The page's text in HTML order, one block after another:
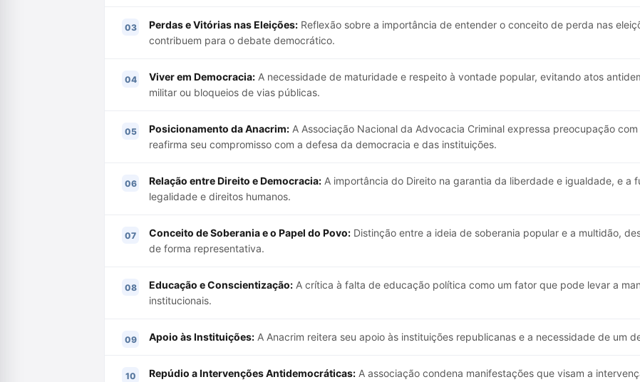
Perdas e Vitórias nas Eleições: Reflexão sobre a importância de entender o conceito de perda nas
contribuem para o debate democrático.
Viver em Democracia: A necessidade de maturidade e respeito à vontade popular, evitando atos
militar ou bloqueios de vias públicas.
Posicionamento da Anacrim: A Associação Nacional da Advocacia Criminal expressa preocupação
reafirma seu compromisso com a defesa da democracia e das instituições.
Relação entre Direito e Democracia: A importância do Direito na garantia da liberdade e igualdade, e a
legalidade e direitos humanos.
Conceito de Soberania e o Papel do Povo: Distinção entre a ideia de soberania popular e a multidão,
de forma representativa.
Educação e Conscientização: A crítica à falta de educação política como um fator que pode levar a
institucionais.
Apoio às Instituições: A Anacrim reitera seu apoio às instituições republicanas e a necessidade de um
Repúdio a Intervenções Antidemocráticas: A associação condena manifestações que visam a